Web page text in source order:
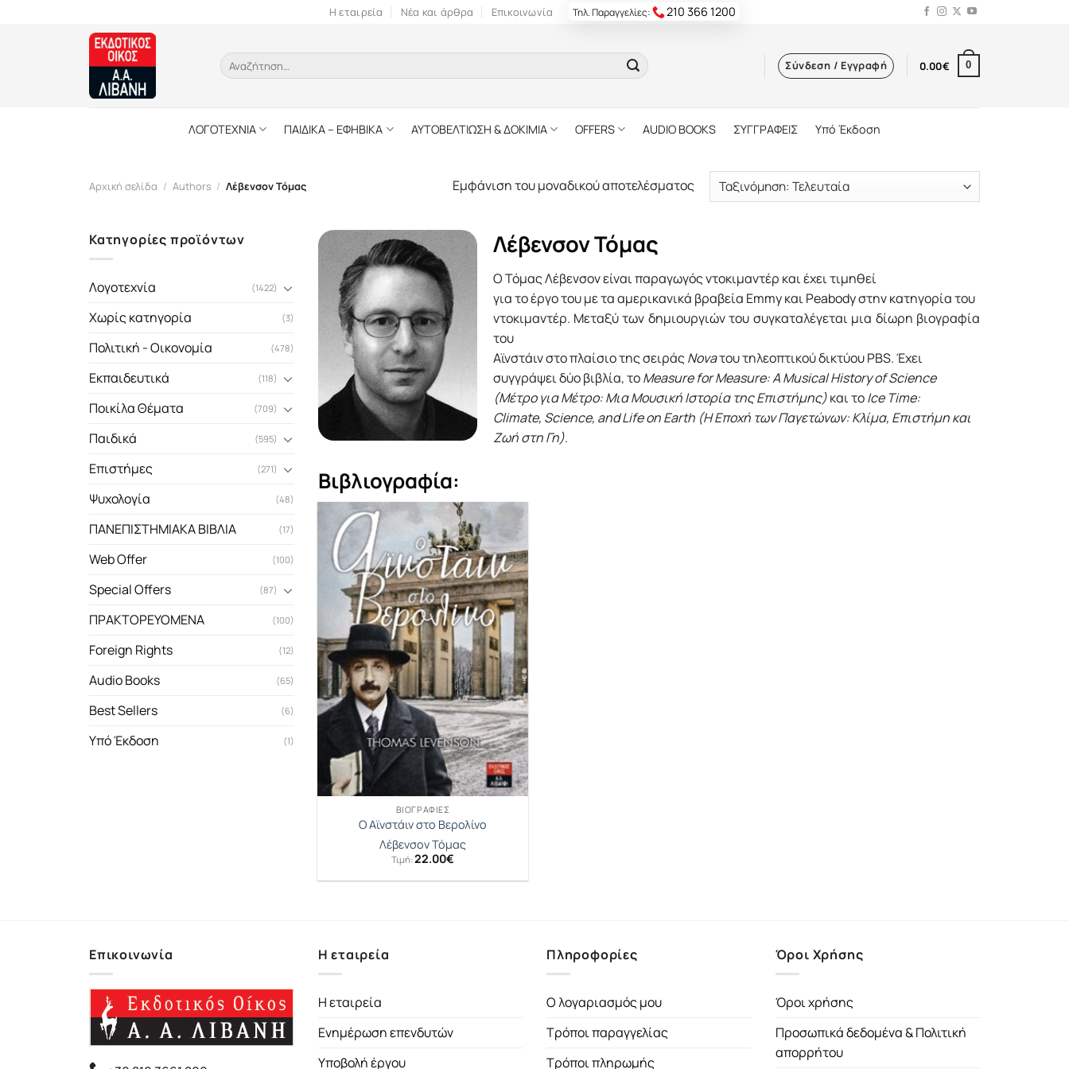
Η εταιρεία Νέα και άρθρα Επικοινωνία Τηλ. Παραγγελίες: 210 366 1200
Αναζήτηση
για:
Σύνδεση / Εγγραφή 0.00€ 0
ΛΟΓΟΤΕΧΝΙΑ ΠΑΙΔΙΚΑ – ΕΦΗΒΙΚΑ ΑΥΤΟΒΕΛΤΙΩΣΗ & ΔΟΚΙΜΙΑ OFFERS AUDIO BOOKS ΣΥΓΓΡΑΦΕΙΣ Υπό Έκδοση
Αρχική σελίδα / Authors / Λέβενσον Τόμας Εμφάνιση του μοναδικού αποτελέσματος
Κατηγορίες προϊόντων
Λογοτεχνία (1422)
Χωρίς κατηγορία (3)
Πολιτική - Οικονομία (478)
Εκπαιδευτικά (118)
Ποικίλα Θέματα (709)
Παιδικά (595)
Επιστήμες (271)
Ψυχολογία (48)
ΠΑΝΕΠΙΣΤΗΜΙΑΚΑ ΒΙΒΛΙΑ (17)
Web Offer (100)
Special Offers (87)
ΠΡΑΚΤΟΡΕΥΟΜΕΝΑ (100)
Foreign Rights (12)
Audio Books (65)
Best Sellers (6)
Υπό Έκδοση (1)
Λέβενσον Τόμας
Ο Τόμας Λέβενσον είναι παραγωγός ντοκιμαντέρ και έχει τιμηθεί
για το έργο του με τα αμερικανικά βραβεία Emmy και Peabody στην κατηγορία του
ντοκιμαντέρ. Μεταξύ των δημιουργιών του συγκαταλέγεται μια δίωρη βιογραφία
του
Αϊνστάιν στο πλαίσιο της σειράςNovaτου τηλεοπτικού δικτύου PBS. Έχει
συγγράψει δύο βιβλία, τοMeasure for Measure: A Musical History of Science
(Μέτρο για Μέτρο: Μια Μουσική Ιστορία της Επιστήμης)και τοIce Time:
Climate, Science, and Life on Earth (Η Εποχή των Παγετώνων: Κλίμα, Επιστήμη και
Ζωή στη Γη).
Βιβλιογραφία:
ΒΙΟΓΡΑΦΊΕΣ
Ο Αϊνστάιν στο Βερολίνο
Λέβενσον Τόμας
Τιμή:22.00€
Επικοινωνία Η εταιρεία
Η εταιρεία
Ενημέρωση επενδυτών
Υποβολή έργου
Πληροφορίες
Ο λογαριασμός μου
Τρόποι παραγγελίας
Τρόποι πληρωμής
Όροι Χρήσης
Όροι χρήσης
Προσωπικά δεδομένα & Πολιτική
απορρήτου